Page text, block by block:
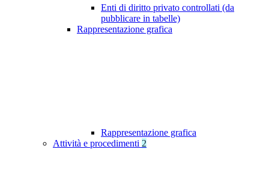
Enti di diritto privato controllati (da
pubblicare in tabelle)
Rappresentazione grafica
Rappresentazione grafica
Attività e procedimenti 2